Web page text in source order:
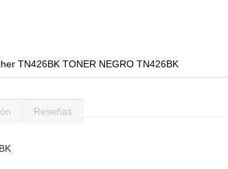
TN426BK TONER NEGRO TN426BK
Reseñas